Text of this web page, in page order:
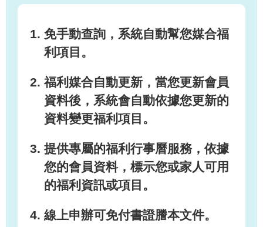
免手動查詢，系統自動幫您媒合福
利項目。
福利媒合自動更新，當您更新會員
資料後，系統會自動依據您更新的
資料變更福利項目。
提供專屬的福利行事曆服務，依據
您的會員資料，標示您或家人可用
的福利資訊或項目。
線上申辦可免付書證謄本文件。